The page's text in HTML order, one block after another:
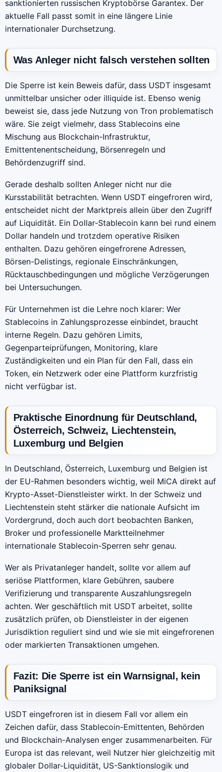
sanktionierten russischen Kryptobörse Garantex. Der
aktuelle Fall passt somit in eine längere Linie
internationaler Durchsetzung.
Was Anleger nicht falsch verstehen sollten
Die Sperre ist kein Beweis dafür, dass USDT insgesamt
unmittelbar unsicher oder illiquide ist. Ebenso wenig
beweist sie, dass jede Nutzung von Tron problematisch
wäre. Sie zeigt vielmehr, dass Stablecoins eine
Mischung aus Blockchain-Infrastruktur,
Emittentenentscheidung, Börsenregeln und
Behördenzugriff sind.
Gerade deshalb sollten Anleger nicht nur die
Kursstabilität betrachten. Wenn USDT eingefroren wird,
entscheidet nicht der Marktpreis allein über den Zugriff
auf Liquidität. Ein Dollar-Stablecoin kann bei rund einem
Dollar handeln und trotzdem operative Risiken
enthalten. Dazu gehören eingefrorene Adressen,
Börsen-Delistings, regionale Einschränkungen,
Rücktauschbedingungen und mögliche Verzögerungen
bei Untersuchungen.
Für Unternehmen ist die Lehre noch klarer: Wer
Stablecoins in Zahlungsprozesse einbindet, braucht
interne Regeln. Dazu gehören Limits,
Gegenparteiprüfungen, Monitoring, klare
Zuständigkeiten und ein Plan für den Fall, dass ein
Token, ein Netzwerk oder eine Plattform kurzfristig
nicht verfügbar ist.
Praktische Einordnung für Deutschland,
Österreich, Schweiz, Liechtenstein,
Luxemburg und Belgien
In Deutschland, Österreich, Luxemburg und Belgien ist
der EU-Rahmen besonders wichtig, weil MiCA direkt auf
Krypto-Asset-Dienstleister wirkt. In der Schweiz und
Liechtenstein steht stärker die nationale Aufsicht im
Vordergrund, doch auch dort beobachten Banken,
Broker und professionelle Marktteilnehmer
internationale Stablecoin-Sperren sehr genau.
Wer als Privatanleger handelt, sollte vor allem auf
seriöse Plattformen, klare Gebühren, saubere
Verifizierung und transparente Auszahlungsregeln
achten. Wer geschäftlich mit USDT arbeitet, sollte
zusätzlich prüfen, ob Dienstleister in der eigenen
Jurisdiktion reguliert sind und wie sie mit eingefrorenen
oder markierten Transaktionen umgehen.
Fazit: Die Sperre ist ein Warnsignal, kein
Paniksignal
USDT eingefroren ist in diesem Fall vor allem ein
Zeichen dafür, dass Stablecoin-Emittenten, Behörden
und Blockchain-Analysen enger zusammenarbeiten. Für
Europa ist das relevant, weil Nutzer hier gleichzeitig mit
globaler Dollar-Liquidität, US-Sanktionslogik und